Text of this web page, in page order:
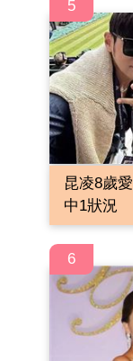
5
昆凌8歲
中1狀況
6